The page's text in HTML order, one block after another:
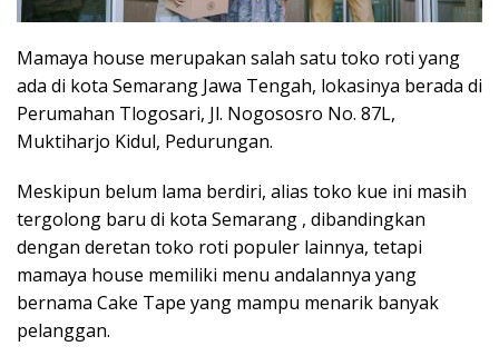
Mamaya house merupakan salah satu toko roti yang
ada di kota Semarang Jawa Tengah, lokasinya berada di
Perumahan Tlogosari, Jl. Nogososro No. 87L,
Muktiharjo Kidul, Pedurungan.
Meskipun belum lama berdiri, alias toko kue ini masih
tergolong baru di kota Semarang , dibandingkan
dengan deretan toko roti populer lainnya, tetapi
mamaya house memiliki menu andalannya yang
bernama Cake Tape yang mampu menarik banyak
pelanggan.